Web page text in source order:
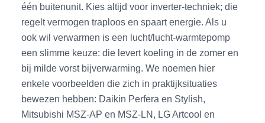
één buitenunit. Kies altijd voor inverter-techniek; die
regelt vermogen traploos en spaart energie. Als u
ook wil verwarmen is een lucht/lucht-warmtepomp
een slimme keuze: die levert koeling in de zomer en
bij milde vorst bijverwarming. We noemen hier
enkele voorbeelden die zich in praktijksituaties
bewezen hebben: Daikin Perfera en Stylish,
Mitsubishi MSZ-AP en MSZ-LN, LG Artcool en